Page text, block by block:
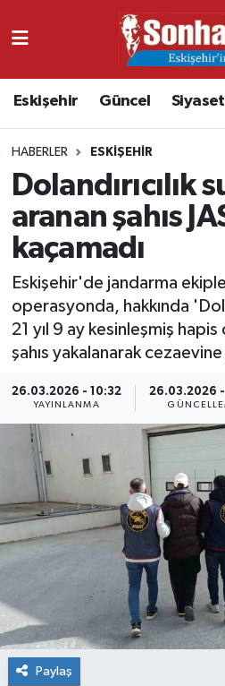
Eskişehir Güncel Siyaset
HABERLER ESKIŞEHIR
Dolandırıcılık
aranan şahıs
kaçamadı
Eskişehir'de jandarma
operasyonda, hakkında
21 yıl 9 ay kesinleşmiş hapis
şahıs yakalanarak
26.03.2026 - 10:32
YAYINLANMA
26.03.2026 -
Paylaş
Ekonomi
Kültür & Sanat
Magazin
Resmi İlanlar
Sağlık
Siyaset
Spor
Nöbetçi Eczaneler
Namaz Vakitleri
Trafik Durumu
Süper Lig Puan Durumu
Tüm Manşetler
Son Dakika Haberleri
Haber Arşivi